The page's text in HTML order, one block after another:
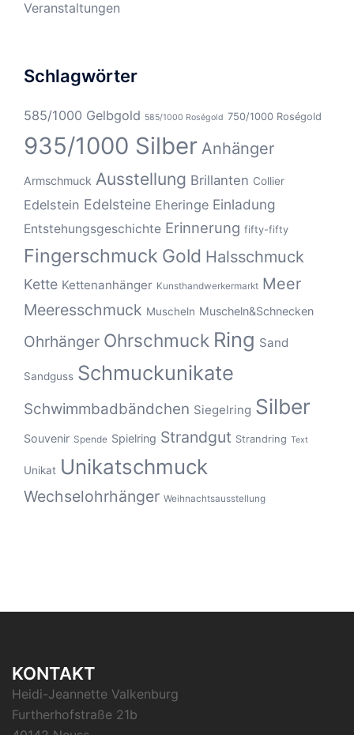
Veranstaltungen
Schlagwörter
585/1000 Gelbgold 585/1000 Roségold 750/1000 Roségold
935/1000 Silber Anhänger
Armschmuck Ausstellung Brillanten Collier
Edelstein Edelsteine Eheringe Einladung
Entstehungsgeschichte Erinnerung fifty-fifty
Fingerschmuck Gold Halsschmuck
Kette Kettenanhänger Kunsthandwerkermarkt Meer
Meeresschmuck Muscheln Muscheln&Schnecken
Ohrhänger Ohrschmuck Ring Sand
Sandguss Schmuckunikate
Schwimmbadbändchen Siegelring Silber
Souvenir Spende Spielring Strandgut Strandring Text
Unikat Unikatschmuck
Wechselohrhänger Weihnachtsausstellung
KONTAKT
Heidi-Jeannette Valkenburg
Furtherhofstraße 21b